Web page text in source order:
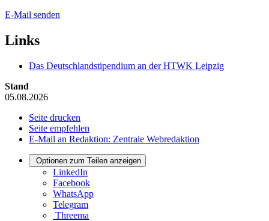
E-Mail senden
Links
Das Deutschlandstipendium an der HTWK Leipzig
Stand
05.08.2026
Seite drucken
Seite empfehlen
E-Mail an Redaktion: Zentrale Webredaktion
Optionen zum Teilen anzeigen
LinkedIn
Facebook
WhatsApp
Telegram
Threema